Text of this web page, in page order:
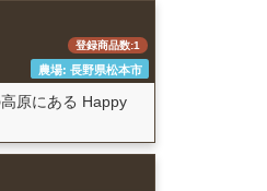
登録商品数:1
農場: 長野県松本市
原にある Happy